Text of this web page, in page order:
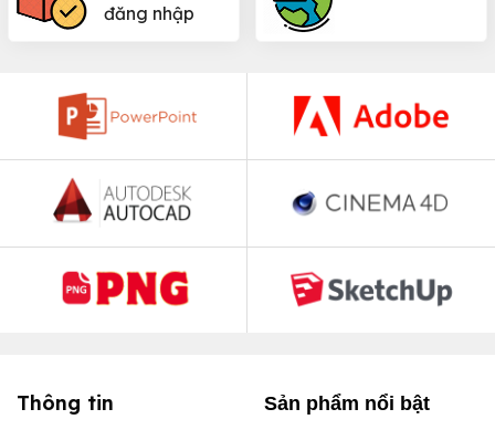
đăng nhập
Thông tin
Sản phẩm nổi bật